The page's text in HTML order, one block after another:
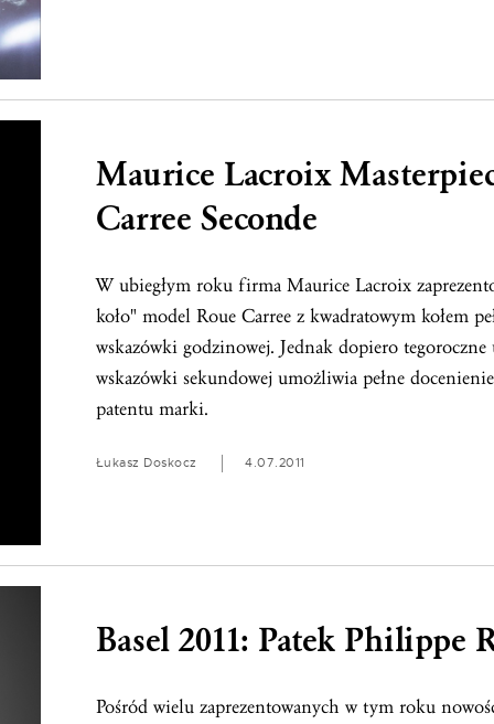
Maurice Lacroix
Carree Seconde
W ubiegłym roku firma Maurice Lacroix
koło" model Roue Carree z kwadratowym kołem
wskazówki godzinowej. Jednak dopiero tegoroczne
wskazówki sekundowej umożliwia pełne
patentu marki.
Łukasz Doskocz 4.07.2011
Basel 2011: Patek Philippe
Pośród wielu zaprezentowanych w tym roku